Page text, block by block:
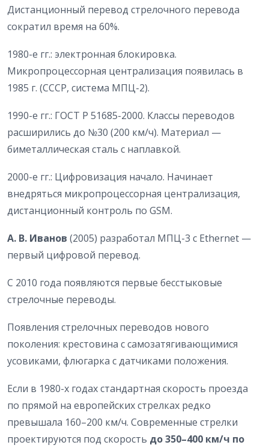
Дистанционный перевод стрелочного перевода
сократил время на 60%.
1980-е гг.: электронная блокировка.
Микропроцессорная централизация появилась в
1985 г. (СССР, система МПЦ-2).
1990-е гг.: ГОСТ Р 51685-2000. Классы переводов
расширились до №30 (200 км/ч). Материал —
биметаллическая сталь с наплавкой.
2000-е гг.: Цифровизация начало. Начинает
внедряться микропроцессорная централизация,
дистанционный контроль по GSM.
А. В. Иванов (2005) разработал МПЦ-3 с Ethernet —
первый цифровой перевод.
С 2010 года появляются первые бесстыковые
стрелочные переводы.
Появления стрелочных переводов нового
поколения: крестовина с самозатягивающимися
усовиками, флюгарка с датчиками положения.
Если в 1980-х годах стандартная скорость проезда
по прямой на европейских стрелках редко
превышала 160–200 км/ч. Современные стрелки
проектируются под скорость до 350–400 км/ч по